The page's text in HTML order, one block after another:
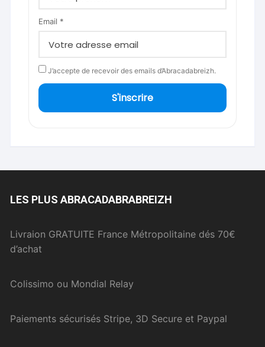
Email *
J’accepte de recevoir des emails d’Abracadabreizh.
S'inscrire
LES PLUS ABRACADABRABREIZH
Livraion GRATUITE France Métropolitaine dés 70€
d’achat
Colissimo ou Mondial Relay
Paiements sécurisés Stripe, 3D Secure et Paypal